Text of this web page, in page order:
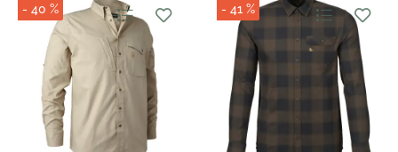
- 40 % - 41 %